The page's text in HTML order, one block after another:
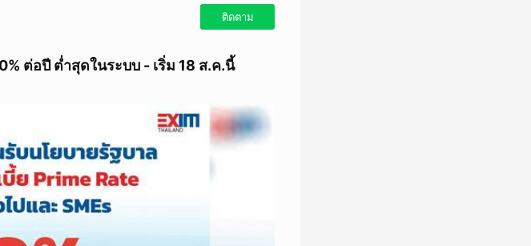
ติดตาม
ต่อปี ต่ำสุดในระบบ - เริ่ม 18 ส.ค.นี้